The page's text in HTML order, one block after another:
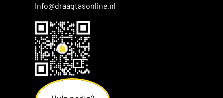
Info@draagtasonline.nl